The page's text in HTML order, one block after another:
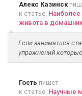
Алекс Казинск
к статье: Наиболее
живота в
Если заниматься
упражнений
Гость пишет
к статье: Научные